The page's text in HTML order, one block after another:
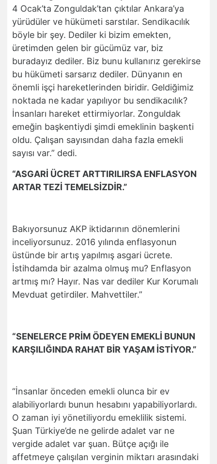
4 Ocak’ta Zonguldak’tan çıktılar Ankara’ya
yürüdüler ve hükümeti sarstılar. Sendikacılık
böyle bir şey. Dediler ki bizim emekten,
üretimden gelen bir gücümüz var, biz
buradayız dediler. Biz bunu kullanırız gerekirse
bu hükümeti sarsarız dediler. Dünyanın en
önemli işçi hareketlerinden biridir. Geldiğimiz
noktada ne kadar yapılıyor bu sendikacılık?
İnsanları hareket ettirmiyorlar. Zonguldak
emeğin başkentiydi şimdi emeklinin başkenti
oldu. Çalışan sayısından daha fazla emekli
sayısı var.” dedi.
“ASGARİ ÜCRET ARTTIRILIRSA ENFLASYON
ARTAR TEZİ TEMELSİZDİR.”
Bakıyorsunuz AKP iktidarının dönemlerini
inceliyorsunuz. 2016 yılında enflasyonun
üstünde bir artış yapılmış asgari ücrete.
İstihdamda bir azalma olmuş mu? Enflasyon
artmış mı? Hayır. Nas var dediler Kur Korumalı
Mevduat getirdiler. Mahvettiler.”
“SENELERCE PRİM ÖDEYEN EMEKLİ BUNUN
KARŞILIĞINDA RAHAT BİR YAŞAM İSTİYOR.”
“İnsanlar önceden emekli olunca bir ev
alabiliyorlardı bunun hesabını yapabiliyorlardı.
O zaman iyi yönetiliyordu emeklilik sistemi.
Şuan Türkiye’de ne gelirde adalet var ne
vergide adalet var şuan. Bütçe açığı ile
affetmeye çalışılan verginin miktarı arasındaki